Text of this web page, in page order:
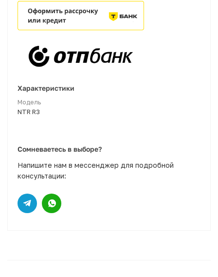
Характеристики
Модель
NTR R3
Сомневаетесь в выборе?
Напишите нам в мессенджер для подробной
консультации: